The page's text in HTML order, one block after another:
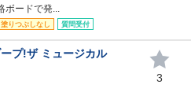
ボードで発...
塗りつぶしなし 質問受付
プ!ザ ミュージカル
3